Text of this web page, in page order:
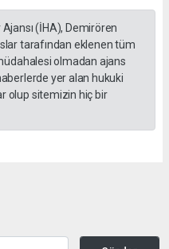
(İHA), Demirören
tarafından eklenen tüm
olmadan ajans
yer alan hukuki
olup sitemizin hiç bir